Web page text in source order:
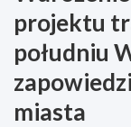
projektu
południu
miasta